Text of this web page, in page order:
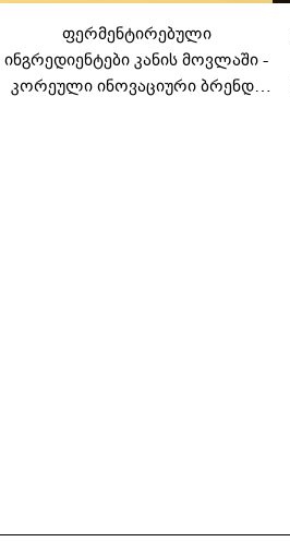
ფერმენტირებული
ინგრედიენტები კანის მოვლაში -
კორეული ინოვაციური ბრენდი